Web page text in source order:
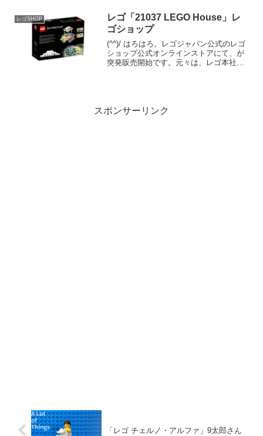
ールが被るので、日本で11月以降に開
催...
レゴSHOP
レゴ「21037 LEGO House」レ
ゴショップ
(^^)/ はろはろ。レゴジャパン公式のレゴ
ショップ公式オンラインストアにて、が
突発販売開始です。元々は、レゴ本社の
スポンサーリンク
「レゴ チェルノ・アルファ」9太郎さん